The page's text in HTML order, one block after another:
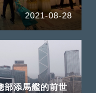
2021-08-28
部添馬艦的前世